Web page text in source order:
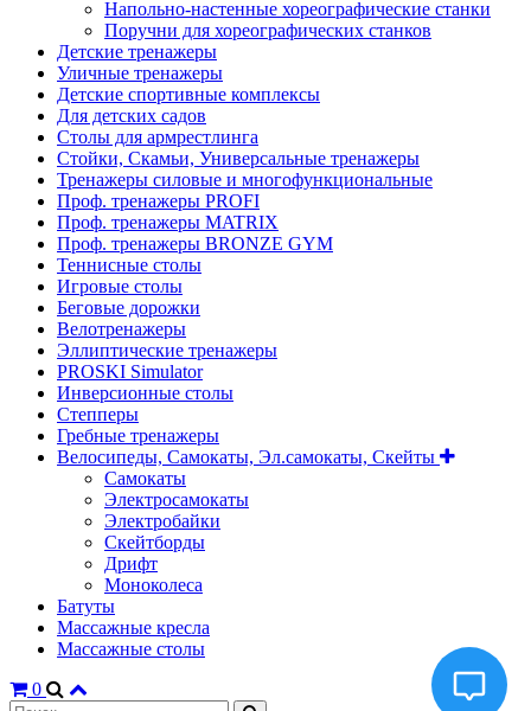
Напольно-настенные хореографические станки
Поручни для хореографических станков
Детские тренажеры
Уличные тренажеры
Детские спортивные комплексы
Для детских садов
Столы для армрестлинга
Стойки, Скамьи, Универсальные тренажеры
Тренажеры силовые и многофункциональные
Проф. тренажеры PROFI
Проф. тренажеры MATRIX
Проф. тренажеры BRONZE GYM
Теннисные столы
Игровые столы
Беговые дорожки
Велотренажеры
Эллиптические тренажеры
PROSKI Simulator
Инверсионные столы
Степперы
Гребные тренажеры
Велосипеды, Самокаты, Эл.самокаты, Скейты
Самокаты
Электросамокаты
Электробайки
Скейтборды
Дрифт
Моноколеса
Батуты
Массажные кресла
Массажные столы
0